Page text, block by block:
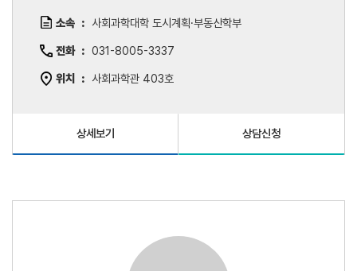
소속 사회과학대학 도시계획·부동산학부
전화 031-8005-3337
위치 사회과학관 403호
상세보기 상담신청